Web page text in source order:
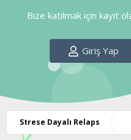
Bize katılmak için kayıt
Giriş Yap
Strese Dayalı Relaps